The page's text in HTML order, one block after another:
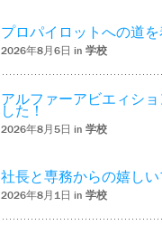
プロパイロットへの道
2026年8月6日 in 学校
アルファーアビエィシ
した！
2026年8月5日 in 学校
社長と専務からの嬉しい
2026年8月1日 in 学校